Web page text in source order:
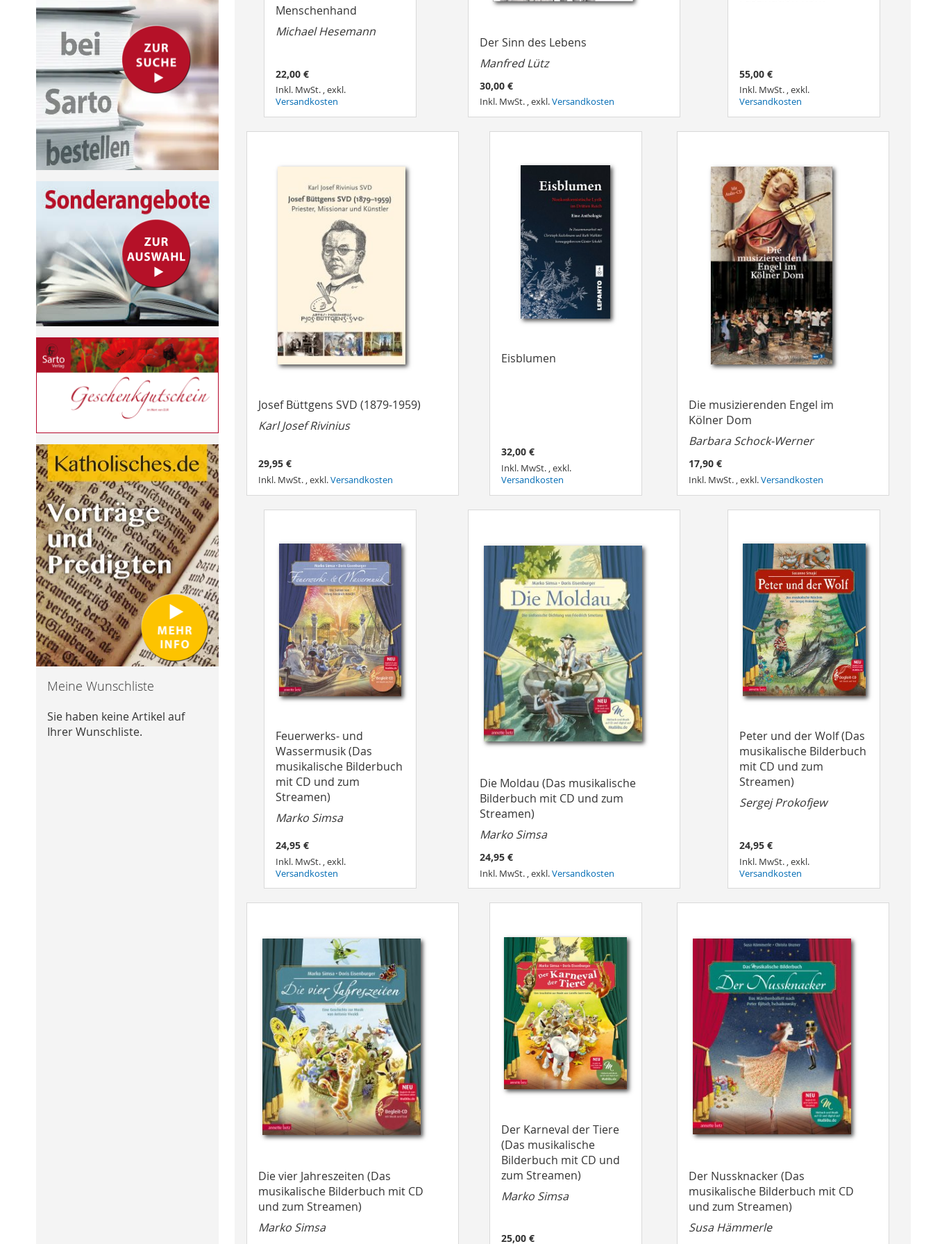
Menschenhand
Michael Hesemann
22,00 €
Inkl. MwSt. ,exkl.
Versandkosten
Der Sinn des Lebens
Manfred Lütz
30,00 €
Inkl. MwSt. ,exkl.Versandkosten
55,00 €
Inkl. MwSt. ,exkl.
Versandkosten
Josef Büttgens SVD (1879-1959)
Karl Josef Rivinius
29,95 €
Inkl. MwSt. ,exkl.Versandkosten
Eisblumen
32,00 €
Inkl. MwSt. ,exkl.
Versandkosten
Die musizierenden Engel im
Kölner Dom
Barbara Schock-Werner
17,90 €
Inkl. MwSt. ,exkl.Versandkosten
Feuerwerks- und
Wassermusik (Das
musikalische Bilderbuch
mit CD und zum
Streamen)
Marko Simsa
24,95 €
Inkl. MwSt. ,exkl.
Versandkosten
Die Moldau (Das musikalische
Bilderbuch mit CD und zum
Streamen)
Marko Simsa
24,95 €
Inkl. MwSt. ,exkl.Versandkosten
Peter und der Wolf (Das
musikalische Bilderbuch
mit CD und zum
Streamen)
Sergej Prokofjew
24,95 €
Inkl. MwSt. ,exkl.
Versandkosten
Die vier Jahreszeiten (Das
musikalische Bilderbuch mit CD
und zum Streamen)
Marko Simsa
Der Karneval der Tiere
(Das musikalische
Bilderbuch mit CD und
zum Streamen)
Marko Simsa
25,00 €
Der Nussknacker (Das
musikalische Bilderbuch mit CD
und zum Streamen)
Susa Hämmerle
Meine Wunschliste
Sie haben keine Artikel auf
Ihrer Wunschliste.